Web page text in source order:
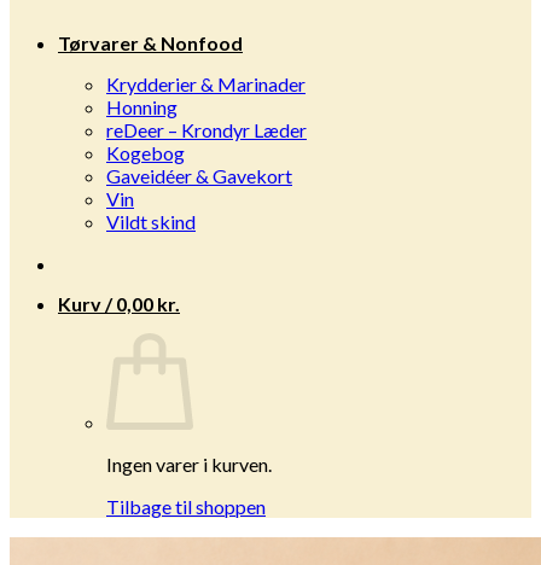
Tørvarer & Nonfood
Krydderier & Marinader
Honning
reDeer – Krondyr Læder
Kogebog
Gaveidéer & Gavekort
Vin
Vildt skind
Kurv /0,00 kr.
Ingen varer i kurven.
Tilbage til shoppen